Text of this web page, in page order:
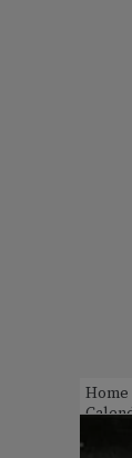
Home